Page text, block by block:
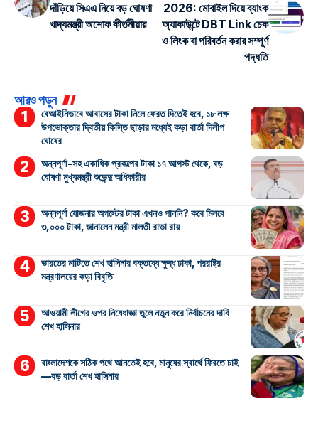
দাঁড়িয়ে সিএএ নিয়ে বড় ঘোষণা
খাদ্যমন্ত্রী অশোক কীর্তনীয়ার
2026: মোবাইল দিয়ে ব্যাংক
অ্যাকাউন্টে DBT Link চেক
ও লিংক বা পরিবর্তন করার সম্পূর্ণ
পদ্ধতি
আরও পড়ুন
বেআইনিভাবে আবাসের টাকা নিলে ফেরত দিতেই হবে, ১৮ লক্ষ
উপভোক্তার দ্বিতীয় কিস্তি ছাড়ার মধ্যেই কড়া বার্তা দিলীপ
ঘোষের
অন্নপূর্ণা-সহ একাধিক প্রকল্পের টাকা ১৭ আগস্ট থেকে, বড়
ঘোষণা মুখ্যমন্ত্রী শুভেন্দু অধিকারীর
অন্নপূর্ণা যোজনার অগস্টের টাকা এখনও পাননি? কবে মিলবে
৩,০০০ টাকা, জানালেন মন্ত্রী মালতী রাভা রায়
ভারতের মাটিতে শেখ হাসিনার বক্তব্যে ক্ষুব্ধ ঢাকা, পররাষ্ট্র
মন্ত্রণালয়ের কড়া বিবৃতি
আওয়ামী লীগের ওপর নিষেধাজ্ঞা তুলে নতুন করে নির্বাচনের দাবি
শেখ হাসিনার
বাংলাদেশকে সঠিক পথে আনতেই হবে, মানুষের স্বার্থে ফিরতে চাই
—বড় বার্তা শেখ হাসিনার